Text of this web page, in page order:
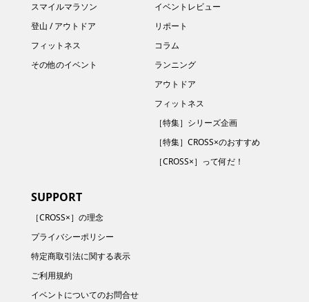
スマイルマラソン
登山 / アウトドア
フィットネス
その他のイベント
イベントレビュー
リポート
コラム
ランニング
アウトドア
フィットネス
［特集］シリーズ企画
［特集］CROSS×のおすすめ
［CROSS×］って何だ！
SUPPORT
［CROSS×］の理念
プライバシーポリシー
特定商取引法に関する表示
ご利用規約
イベントについてのお問合せ